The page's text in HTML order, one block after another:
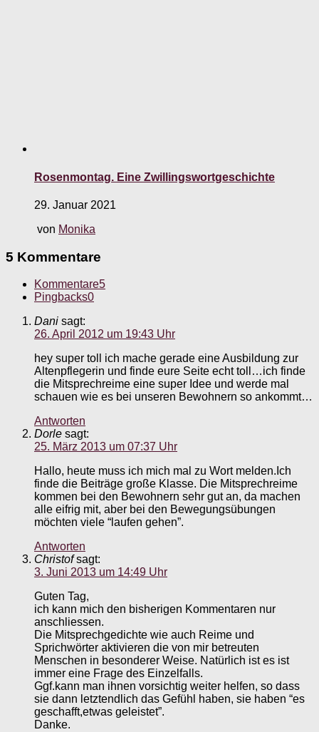
Rosenmontag. Eine Zwillingswortgeschichte
29. Januar 2021
von Monika
5 Kommentare
Kommentare5
Pingbacks0
Dani sagt:
26. April 2012 um 19:43 Uhr
hey super toll ich mache gerade eine Ausbildung zur
Altenpflegerin und finde eure Seite echt toll…ich finde
die Mitsprechreime eine super Idee und werde mal
schauen wie es bei unseren Bewohnern so ankommt…
Antworten
Dorle sagt:
25. März 2013 um 07:37 Uhr
Hallo, heute muss ich mich mal zu Wort melden.Ich
finde die Beiträge große Klasse. Die Mitsprechreime
kommen bei den Bewohnern sehr gut an, da machen
alle eifrig mit, aber bei den Bewegungsübungen
möchten viele “laufen gehen”.
Antworten
Christof sagt:
3. Juni 2013 um 14:49 Uhr
Guten Tag,
ich kann mich den bisherigen Kommentaren nur
anschliessen.
Die Mitsprechgedichte wie auch Reime und
Sprichwörter aktivieren die von mir betreuten
Menschen in besonderer Weise. Natürlich ist es ist
immer eine Frage des Einzelfalls.
Ggf.kann man ihnen vorsichtig weiter helfen, so dass
sie dann letztendlich das Gefühl haben, sie haben “es
geschafft,etwas geleistet”.
Danke.